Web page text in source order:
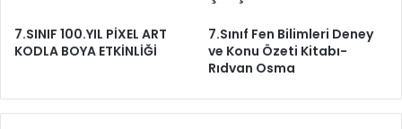
7.SINIF 100.YIL PİXEL ART
KODLA BOYA ETKİNLİĞİ
7.Sınıf Fen Bilimleri Deney
ve Konu Özeti Kitabı-
Rıdvan Osma